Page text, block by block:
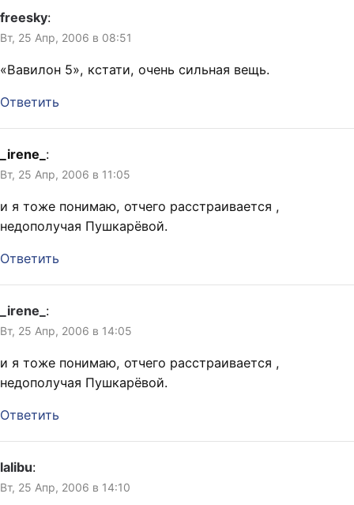
freesky:
Вт, 25 Апр, 2006 в 08:51
«Вавилон 5», кстати, очень сильная вещь.
Ответить
_irene_ :
Вт, 25 Апр, 2006 в 11:05
и я тоже понимаю, отчего расстраивается ,
недополучая Пушкарёвой.
Ответить
_irene_ :
Вт, 25 Апр, 2006 в 14:05
и я тоже понимаю, отчего расстраивается ,
недополучая Пушкарёвой.
Ответить
lalibu:
Вт, 25 Апр, 2006 в 14:10